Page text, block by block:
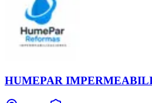
HUMEPAR